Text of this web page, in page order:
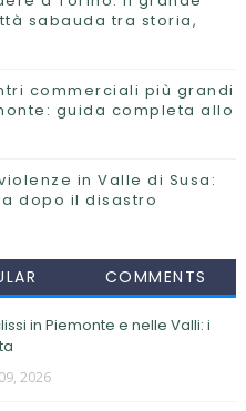
sabauda tra storia,
commerciali più grandi
guida completa allo
in Valle di Susa:
dopo il disastro
COMMENTS
in Piemonte e nelle Valli: i
2026